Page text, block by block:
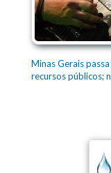
Minas Gerais
recursos públicos;